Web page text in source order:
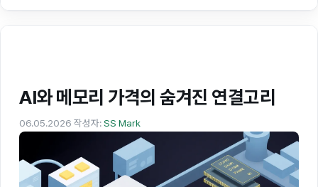
AI와 메모리 가격의 숨겨진 연결고리
06.05.2026 작성자:SS Mark